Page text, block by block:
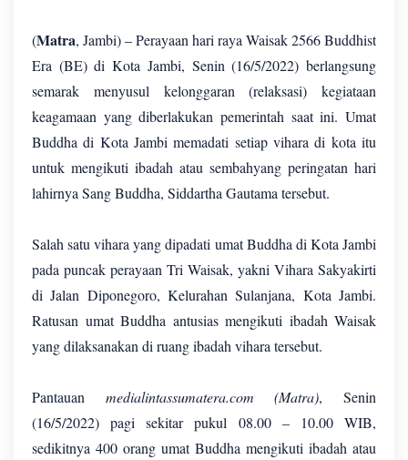
(Matra, Jambi) – Perayaan hari raya Waisak 2566 Buddhist
Era (BE) di Kota Jambi, Senin (16/5/2022) berlangsung
semarak menyusul kelonggaran (relaksasi) kegiataan
keagamaan yang diberlakukan pemerintah saat ini. Umat
Buddha di Kota Jambi memadati setiap vihara di kota itu
untuk mengikuti ibadah atau sembahyang peringatan hari
lahirnya Sang Buddha, Siddartha Gautama tersebut.
Salah satu vihara yang dipadati umat Buddha di Kota Jambi
pada puncak perayaan Tri Waisak, yakni Vihara Sakyakirti
di Jalan Diponegoro, Kelurahan Sulanjana, Kota Jambi.
Ratusan umat Buddha antusias mengikuti ibadah Waisak
yang dilaksanakan di ruang ibadah vihara tersebut.
Pantauan medialintassumatera.com (Matra), Senin
(16/5/2022) pagi sekitar pukul 08.00 – 10.00 WIB,
sedikitnya 400 orang umat Buddha mengikuti ibadah atau